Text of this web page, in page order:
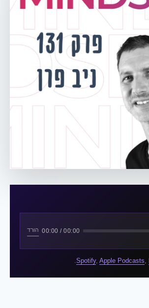
00:00 / 00:00 הורד
Spotify, Apple Podcasts,
.